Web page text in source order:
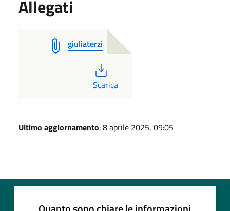
Allegati
giuliaterzi
PDF
Scarica
Ultimo aggiornamento: 8 aprile 2025, 09:05